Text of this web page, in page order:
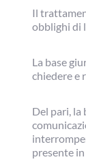
Il
obblighi di
La base
chiedere e
Del pari, la
presente